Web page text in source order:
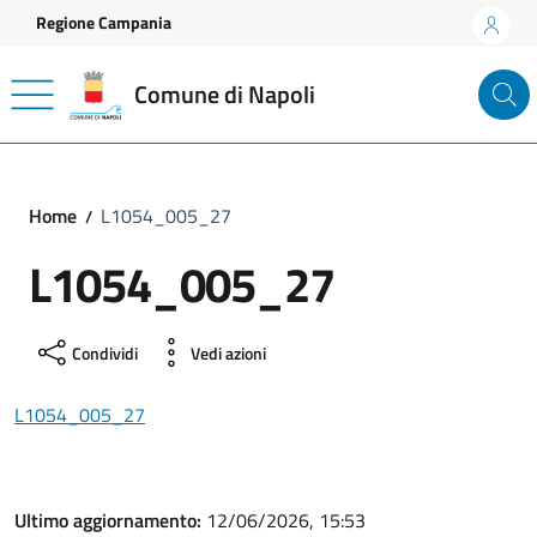
Vai ai contenuti
Vai al footer
Regione Campania
Comune di Napoli
Home L1054_005_27
L1054_005_27
Condividi Vedi azioni
L1054_005_27
Ultimo aggiornamento: 12/06/2026, 15:53